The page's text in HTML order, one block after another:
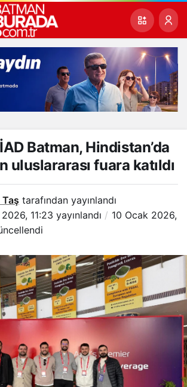
Batman, Hindistan’da
uluslararası fuara katıldı
tarafından yayınlandı
11:23 yayınlandı
10 Ocak 2026,